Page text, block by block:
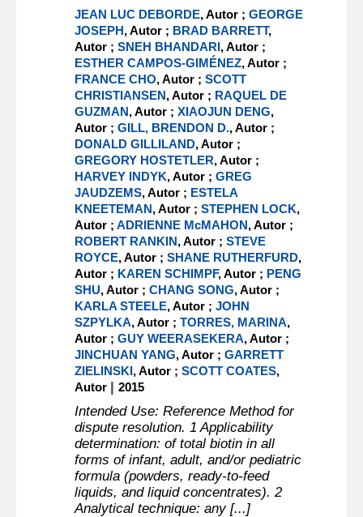
JEAN LUC DEBORDE, Autor ;GEORGE
JOSEPH, Autor ; BRAD BARRETT,
Autor ;SNEH BHANDARI, Autor ;
ESTHER CAMPOS-GIMÉNEZ, Autor ;
FRANCE CHO, Autor ;SCOTT
CHRISTIANSEN, Autor ; RAQUEL DE
GUZMAN, Autor ;XIAOJUN DENG,
Autor ;GILL, BRENDON D., Autor ;
DONALD GILLILAND, Autor ;
GREGORY HOSTETLER, Autor ;
HARVEY INDYK, Autor ;GREG
JAUDZEMS, Autor ; ESTELA
KNEETEMAN, Autor ;STEPHEN LOCK,
Autor ;ADRIENNE McMAHON, Autor ;
ROBERT RANKIN, Autor ;STEVE
ROYCE, Autor ;SHANE RUTHERFURD,
Autor ; KAREN SCHIMPF, Autor ; PENG
SHU, Autor ;CHANG SONG, Autor ;
KARLA STEELE, Autor ;JOHN
SZPYLKA, Autor ;TORRES, MARINA,
Autor ;GUY WEERASEKERA, Autor ;
JINCHUAN YANG, Autor ;GARRETT
ZIELINSKI, Autor ;SCOTT COATES,
Autor |2015
Intended Use: Reference Method for
dispute resolution. 1 Applicability
determination: of total biotin in all
forms of infant, adult, and/or pediatric
formula (powders, ready-to-feed
liquids, and liquid concentrates). 2
Analytical technique: any [...]